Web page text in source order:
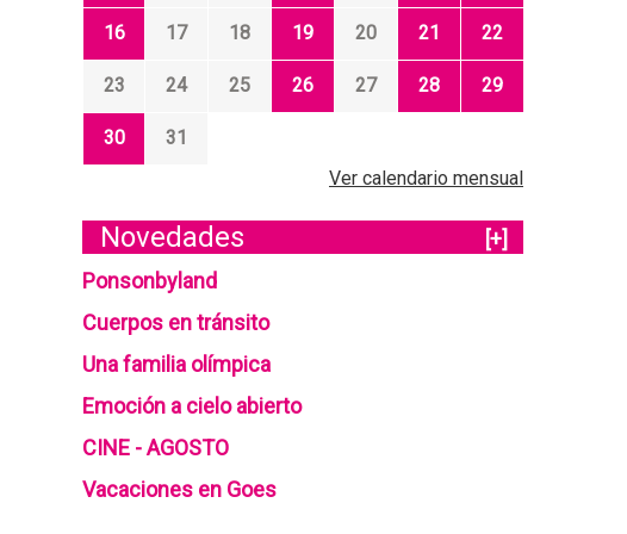
16 17 18 19 20 21 22
23 24 25 26 27 28 29
30
31
Ver calendario mensual
Novedades
[+]
Ponsonbyland
Cuerpos en tránsito
Una familia olímpica
Emoción a cielo abierto
CINE - AGOSTO
Vacaciones en Goes